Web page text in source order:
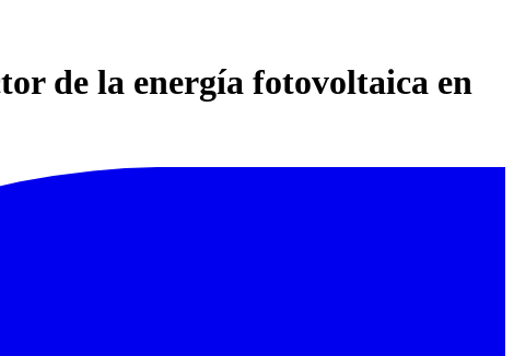
de la energía fotovoltaica en